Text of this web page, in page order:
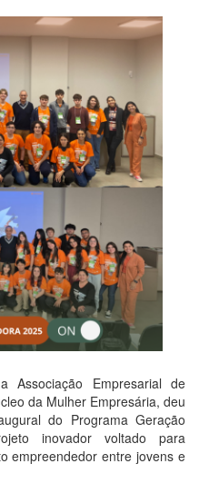
Associação Empresarial de
da Mulher Empresária, deu
do Programa Geração
inovador voltado para
empreendedor entre jovens e